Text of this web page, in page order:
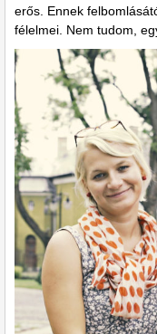
erős. Ennek
félelmei. Nem tudom,